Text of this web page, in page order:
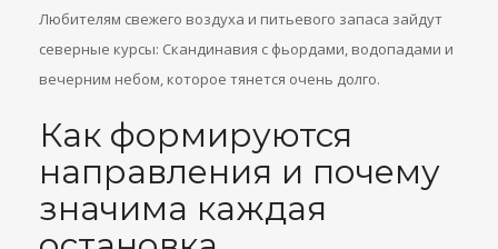
Любителям свежего воздуха и питьевого запаса зайдут
северные курсы: Скандинавия с фьордами, водопадами и
вечерним небом, которое тянется очень долго.
Как формируются
направления и почему
значима каждая